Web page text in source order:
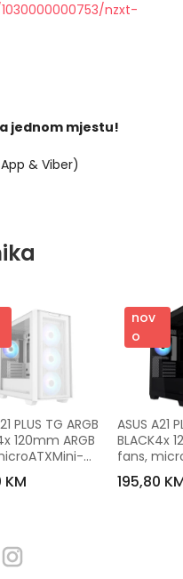
nzxt-
jednom mjestu!
& Viber)
PLUS TG ARGB
120mm ARGB
KM
nov
o
ASUS A21
BLACK4x
fans,
ITX,
195,80